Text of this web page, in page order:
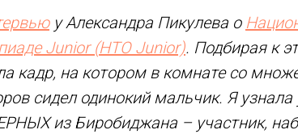
у Александра Пикулева о
Junior (НТО Junior). Подбирая к
кадр, на котором в комнате со
сидел одинокий мальчик. Я узнала
из Биробиджана – участник,